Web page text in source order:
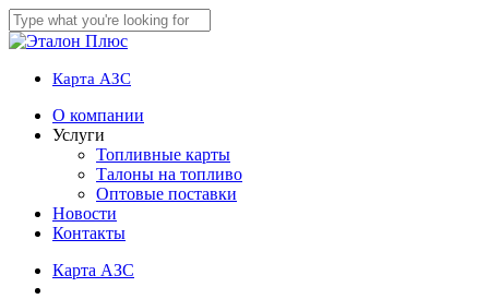
Skip
to
content
Close
Карта АЗС
account
Menu
О компании
Услуги
Топливные карты
Талоны на топливо
Оптовые поставки
Новости
Контакты
Карта АЗС